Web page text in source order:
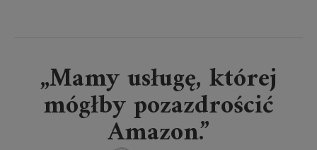
„Mamy usługę, której
mógłby pozazdrościć
Amazon.”